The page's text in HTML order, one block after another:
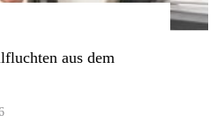
aus dem